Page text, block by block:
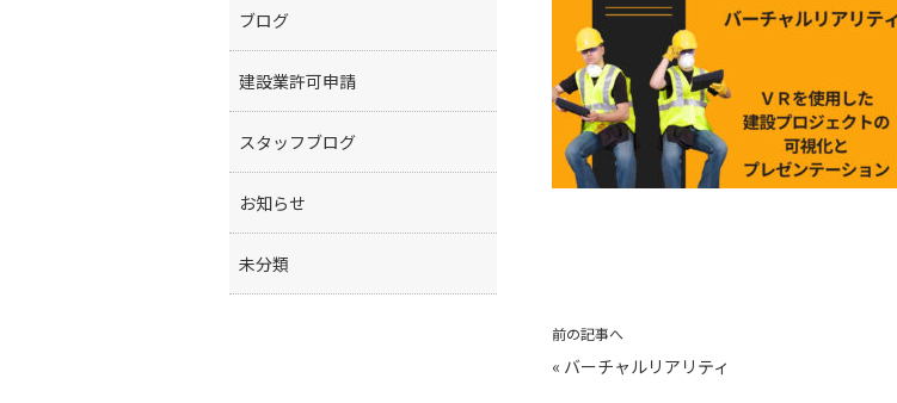
前の記事へ
« バーチャルリアリティ
ブログ
建設業許可申請
スタッフブログ
お知らせ
未分類